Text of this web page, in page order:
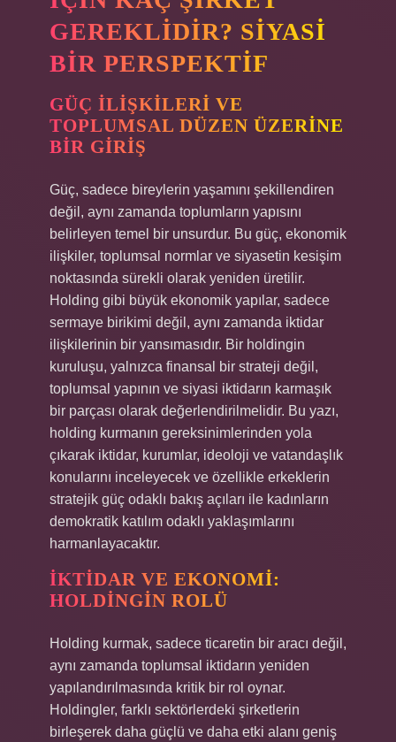
GEREKLIDIR? SIYASI
BIR PERSPEKTIF
GÜÇ İLIŞKILERI VE
TOPLUMSAL DÜZEN ÜZERINE
BIR GIRIŞ
Güç, sadece bireylerin yaşamını şekillendiren
değil, aynı zamanda toplumların yapısını
belirleyen temel bir unsurdur. Bu güç, ekonomik
ilişkiler, toplumsal normlar ve siyasetin kesişim
noktasında sürekli olarak yeniden üretilir.
Holding gibi büyük ekonomik yapılar, sadece
sermaye birikimi değil, aynı zamanda iktidar
ilişkilerinin bir yansımasıdır. Bir holdingin
kuruluşu, yalnızca finansal bir strateji değil,
toplumsal yapının ve siyasi iktidarın karmaşık
bir parçası olarak değerlendirilmelidir. Bu yazı,
holding kurmanın gereksinimlerinden yola
çıkarak iktidar, kurumlar, ideoloji ve vatandaşlık
konularını inceleyecek ve özellikle erkeklerin
stratejik güç odaklı bakış açıları ile kadınların
demokratik katılım odaklı yaklaşımlarını
harmanlayacaktır.
İKTIDAR VE EKONOMI:
HOLDINGIN ROLÜ
Holding kurmak, sadece ticaretin bir aracı değil,
aynı zamanda toplumsal iktidarın yeniden
yapılandırılmasında kritik bir rol oynar.
Holdingler, farklı sektörlerdeki şirketlerin
birleşerek daha güçlü ve daha etki alanı geniş